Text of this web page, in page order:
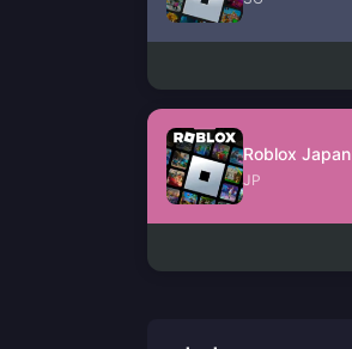
Roblox Japan
JP